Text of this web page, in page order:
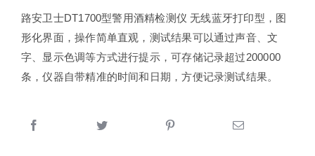
路安卫士DT1700型警用酒精检测仪 无线蓝牙打印型，图
形化界面，操作简单直观，测试结果可以通过声音、文
字、显示色调等方式进行提示，可存储记录超过200000
条，仪器自带精准的时间和日期，方便记录测试结果。